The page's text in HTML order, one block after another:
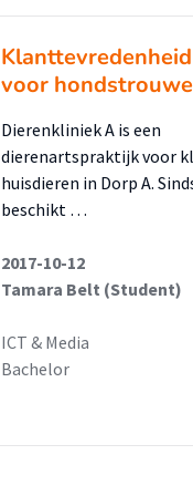
voor
Dierenkliniek A is een
dierenartspraktijk voor
huisdieren in Dorp A.
beschikt …
2017-10-12
Tamara Belt (Student)
ICT & Media
Bachelor